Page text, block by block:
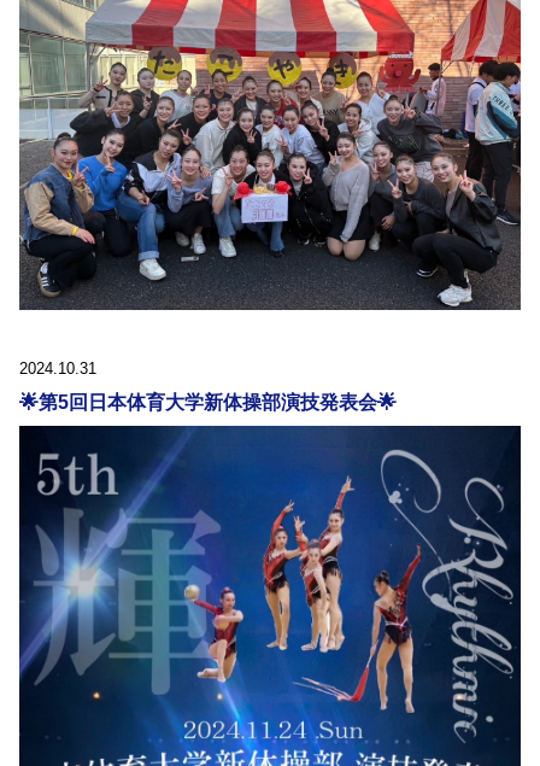
2024.10.31
🌟第5回日本体育大学新体操部演技発表会🌟